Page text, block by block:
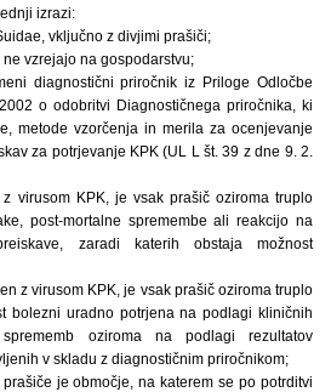
izrazi:
vključno z divjimi prašiči;
vzrejajo na gospodarstvu;
diagnostični priročnik iz Priloge Odločbe
o odobritvi Diagnostičnega priročnika, ki
metode vzorčenja in merila za ocenjevanje
za potrjevanje KPK (UL L št. 39 z dne 9. 2.
virusom KPK, je vsak prašič oziroma truplo
post-mortalne spremembe ali reakcijo na
zaradi katerih obstaja možnost
z virusom KPK, je vsak prašič oziroma truplo
bolezni uradno potrjena na podlagi kliničnih
oziroma na podlagi rezultatov
v skladu z diagnostičnim priročnikom;
je območje, na katerem se po potrditvi